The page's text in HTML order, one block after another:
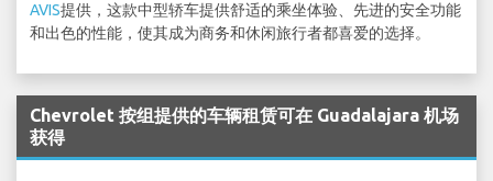
AVIS提供，这款中型轿车提供舒适的乘坐体验、先进的安全功能
和出色的性能，使其成为商务和休闲旅行者都喜爱的选择。
Chevrolet 按组提供的车辆租赁可在 Guadalajara 机场
获得